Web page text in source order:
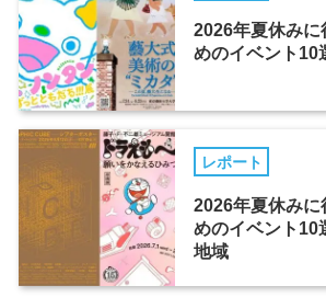
2026年夏休みに
めのイベント10
レポート
2026年夏休みに
めのイベント10
地域